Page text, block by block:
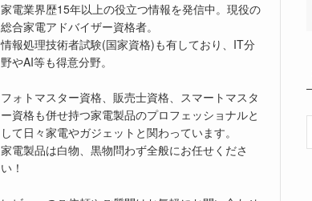
家電業界歴15年以上の役立つ情報を発信中。現役の
総合家電アドバイザー資格者。
情報処理技術者試験(国家資格)も有しており、IT分
野やAI等も得意分野。
フォトマスター資格、販売士資格、スマートマスタ
ー資格も併せ持つ家電製品のプロフェッショナルと
して日々家電やガジェットと関わっています。
家電製品は白物、黒物問わず全般にお任せくださ
い！